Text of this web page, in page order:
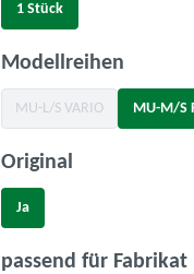
1 Stück
Modellreihen
MU-L/S VARIO
(Diese Option ist zurzeit
MU-M/S
Original
Ja
passend für Fabrikat